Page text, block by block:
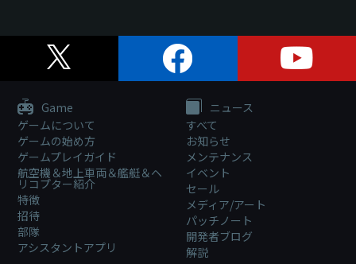
Game
ゲームについて
ゲームの始め方
ゲームプレイガイド
航空機＆地上車両＆艦艇＆ヘ
リコプター紹介
特徴
招待
部隊
アシスタントアプリ
ニュース
すべて
お知らせ
メンテナンス
イベント
セール
メディア/アート
パッチノート
開発者ブログ
解説